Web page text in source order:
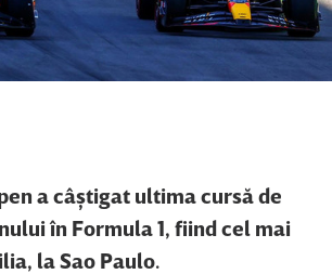
a câştigat ultima cursă de
în Formula 1, fiind cel mai
la Sao Paulo.